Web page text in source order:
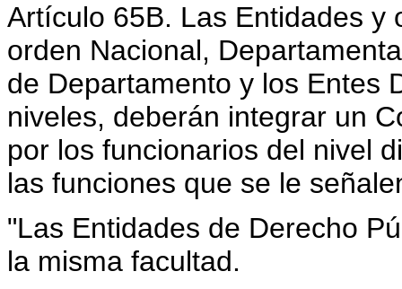
Artículo 65B. Las Entidades y
orden Nacional,
de Departamento y los Entes
niveles, deberán integrar un
por los funcionarios del nivel
las funciones que se le
"Las Entidades de Derecho
la misma facultad.